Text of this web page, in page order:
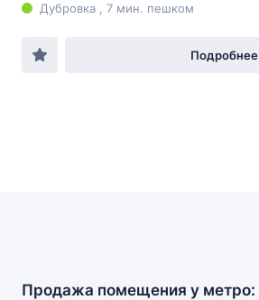
Дубровка , 7 мин. пешком
Подробнее
Продажа помещения у метро: